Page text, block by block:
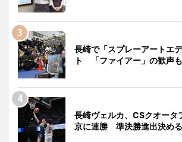
長崎で「スプレーアートエ
ト 「ファイアー」の歓声も
長崎ヴェルカ、CSクオータ
京に連勝 準決勝進出決める